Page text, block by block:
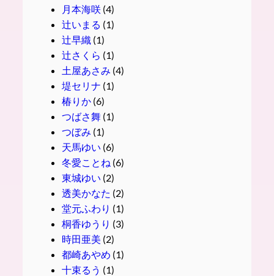
月本海咲(4)
辻いまる (1)
辻早織(1)
辻さくら (1)
土屋あさみ (4)
堤セリナ (1)
椿りか(6)
つばさ舞(1)
つぼみ (1)
天馬ゆい (6)
冬愛ことね (6)
東城ゆい (2)
透美かなた (2)
堂元ふわり (1)
桐香ゆうり (3)
時田亜美 (2)
都崎あやめ (1)
十束るう (1)